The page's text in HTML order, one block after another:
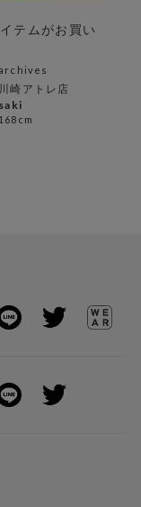
テムがお買い
川崎アトレ店
saki
168cm